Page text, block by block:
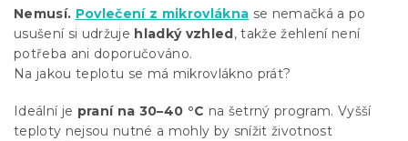
Nemusí. Povlečení z mikrovlákna se nemačká a po
usušení si udržuje hladký vzhled, takže žehlení není
potřeba ani doporučováno.
Na jakou teplotu se má mikrovlákno prát?
Ideální je praní na 30–40 °C na šetrný program. Vyšší
teploty nejsou nutné a mohly by snížit životnost